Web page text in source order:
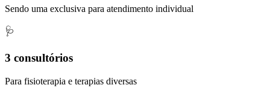
Sendo uma exclusiva para atendimento individual
🩺
3 consultórios
Para fisioterapia e terapias diversas